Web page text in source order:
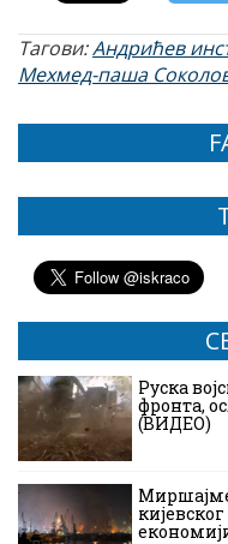
Тагови:Андрићев
Мехмед-паша
Руска
фронта,
(ВИДЕО)